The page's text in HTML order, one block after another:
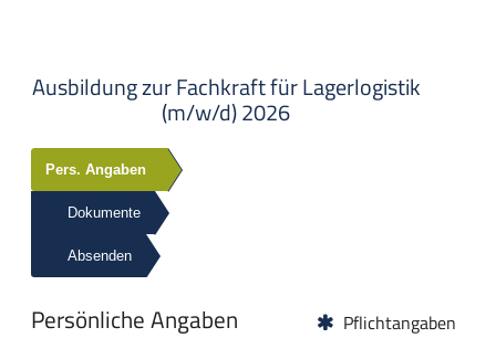
Ausbildung zur Fachkraft für Lagerlogistik
(m/w/d) 2026
Pers. Angaben
Dokumente
Absenden
Persönliche Angaben Pflichtangaben